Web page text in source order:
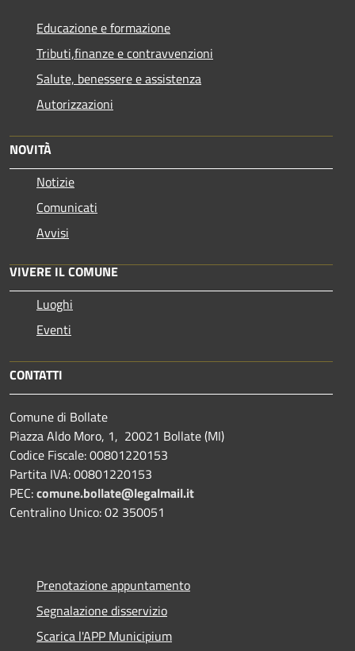
Educazione e formazione
Tributi,finanze e contravvenzioni
Salute, benessere e assistenza
Autorizzazioni
NOVITÀ
Notizie
Comunicati
Avvisi
VIVERE IL COMUNE
Luoghi
Eventi
CONTATTI
Comune di Bollate
Piazza Aldo Moro, 1, 20021 Bollate (MI)
Codice Fiscale: 00801220153
Partita IVA: 00801220153
PEC:comune.bollate@legalmail.it
Centralino Unico: 02 350051
Prenotazione appuntamento
Segnalazione disservizio
Scarica l'APP Municipium